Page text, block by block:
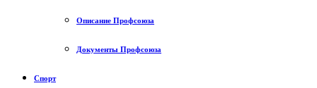
Описание Профсоюза
Документы Профсоюза
Спорт